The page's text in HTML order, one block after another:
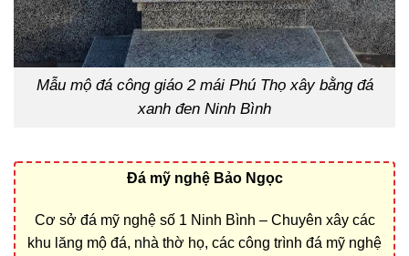
Mẫu mộ đá công giáo 2 mái Phú Thọ xây bằng đá
xanh đen Ninh Bình
Đá mỹ nghệ Bảo Ngọc
Cơ sở đá mỹ nghệ số 1 Ninh Bình – Chuyên xây các
khu lăng mộ đá, nhà thờ họ, các công trình đá mỹ nghệ